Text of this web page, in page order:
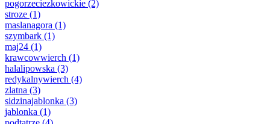
pogorzeciezkowickie (2)
stroze (1)
maslanagora (1)
szymbark (1)
maj24 (1)
krawcowwierch (1)
halalipowska (3)
redykalnywierch (4)
zlatna (3)
sidzinajablonka (3)
jablonka (1)